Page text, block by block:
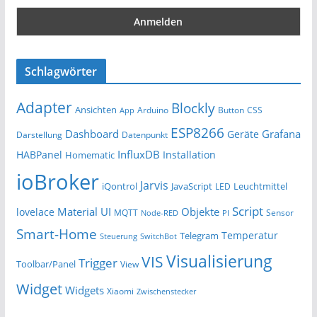
Schlagwörter
Adapter Ansichten App Arduino Blockly Button CSS
Darstellung Dashboard Datenpunkt ESP8266 Geräte Grafana
HABPanel Homematic InfluxDB Installation
ioBroker iQontrol Jarvis JavaScript LED Leuchtmittel
lovelace Material UI MQTT Node-RED Objekte PI Script Sensor
Smart-Home Steuerung SwitchBot Telegram Temperatur
Toolbar/Panel Trigger View VISVisualisierung
Widget Widgets Xiaomi Zwischenstecker